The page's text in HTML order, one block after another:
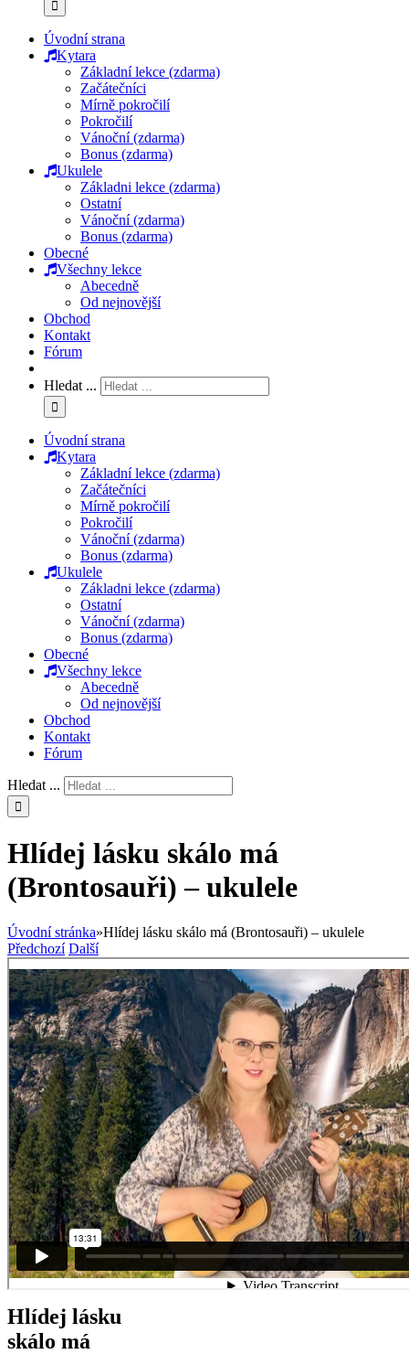
Úvodní strana
Kytara
Základní lekce (zdarma)
Začátečníci
Mírně pokročilí
Pokročilí
Vánoční (zdarma)
Bonus (zdarma)
Ukulele
Základni lekce (zdarma)
Ostatní
Vánoční (zdarma)
Bonus (zdarma)
Obecné
Všechny lekce
Abecedně
Od nejnovější
Obchod
Kontakt
Fórum
Hledat ...
Úvodní strana
Kytara
Základní lekce (zdarma)
Začátečníci
Mírně pokročilí
Pokročilí
Vánoční (zdarma)
Bonus (zdarma)
Ukulele
Základni lekce (zdarma)
Ostatní
Vánoční (zdarma)
Bonus (zdarma)
Obecné
Všechny lekce
Abecedně
Od nejnovější
Obchod
Kontakt
Fórum
Hledat ...
Hlídej lásku skálo má
(Brontosauři) – ukulele
Úvodní stránka»Hlídej lásku skálo má (Brontosauři) – ukulele
Předchozí Další
Hlídej lásku
skálo má